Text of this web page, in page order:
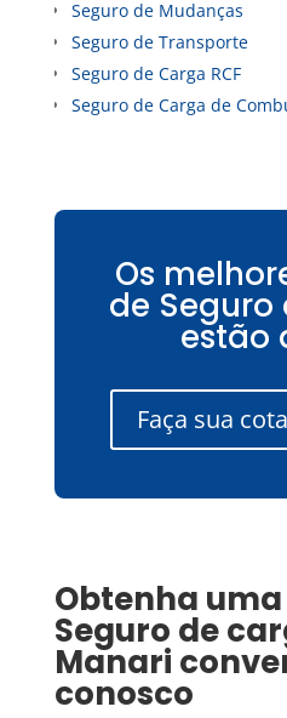
Seguro de Mudanças
Seguro de Transporte
Seguro de Carga RCF
Seguro de Carga de
Os
de Seguro
estão
Faça sua
Obtenha
Seguro de
Manari
conosco